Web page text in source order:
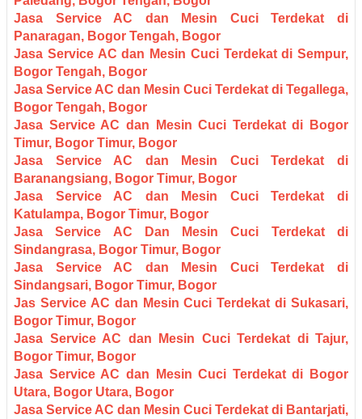
Jasa Service AC dan Mesin Cuci Terdekat di
Panaragan, Bogor Tengah, Bogor
Jasa Service AC dan Mesin Cuci Terdekat di Sempur,
Bogor Tengah, Bogor
Jasa Service AC dan Mesin Cuci Terdekat di Tegallega,
Bogor Tengah, Bogor
Jasa Service AC dan Mesin Cuci Terdekat di Bogor
Timur, Bogor Timur, Bogor
Jasa Service AC dan Mesin Cuci Terdekat di
Baranangsiang, Bogor Timur, Bogor
Jasa Service AC dan Mesin Cuci Terdekat di
Katulampa, Bogor Timur, Bogor
Jasa Service AC Dan Mesin Cuci Terdekat di
Sindangrasa, Bogor Timur, Bogor
Jasa Service AC dan Mesin Cuci Terdekat di
Sindangsari, Bogor Timur, Bogor
Jas Service AC dan Mesin Cuci Terdekat di Sukasari,
Bogor Timur, Bogor
Jasa Service AC dan Mesin Cuci Terdekat di Tajur,
Bogor Timur, Bogor
Jasa Service AC dan Mesin Cuci Terdekat di Bogor
Utara, Bogor Utara, Bogor
Jasa Service AC dan Mesin Cuci Terdekat di Bantarjati,